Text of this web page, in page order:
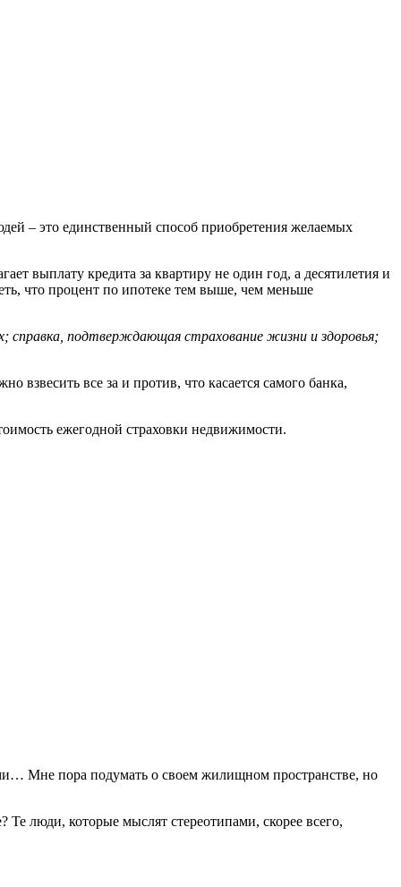
– это единственный способ приобретения желаемых
выплату кредита за квартиру не один год, а десятилетия и
что процент по ипотеке тем выше, чем меньше
подтверждающая страхование жизни и здоровья;
взвесить все за и против, что касается самого банка,
ежегодной страховки недвижимости.
Мне пора подумать о своем жилищном пространстве, но
люди, которые мыслят стереотипами, скорее всего,